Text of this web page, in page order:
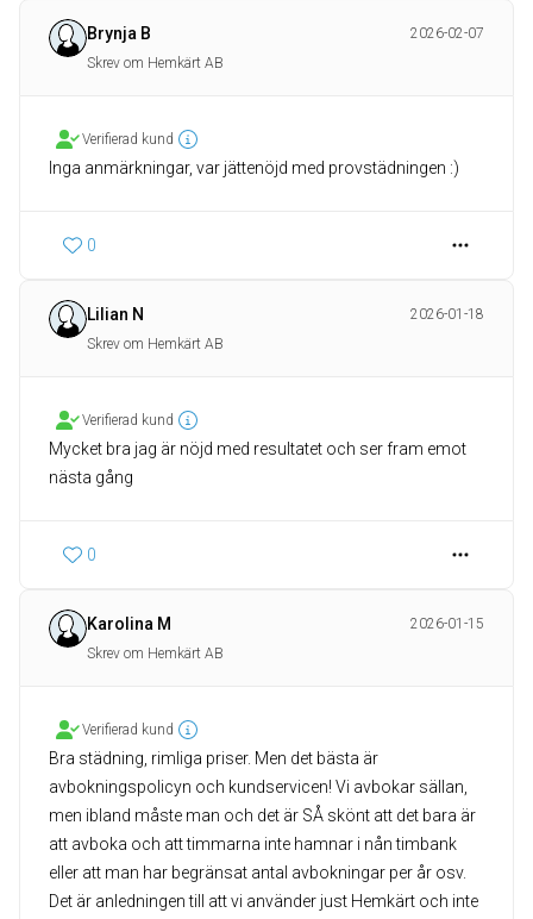
Brynja B
2026-02-07
Skrev om Hemkärt AB
Verifierad kund
Inga anmärkningar, var jättenöjd med provstädningen :)
0
Lilian N
2026-01-18
Skrev om Hemkärt AB
Verifierad kund
Mycket bra jag är nöjd med resultatet och ser fram emot
nästa gång
0
Karolina M
2026-01-15
Skrev om Hemkärt AB
Verifierad kund
Bra städning, rimliga priser. Men det bästa är
avbokningspolicyn och kundservicen! Vi avbokar sällan,
men ibland måste man och det är SÅ skönt att det bara är
att avboka och att timmarna inte hamnar i nån timbank
eller att man har begränsat antal avbokningar per år osv.
Det är anledningen till att vi använder just Hemkärt och inte